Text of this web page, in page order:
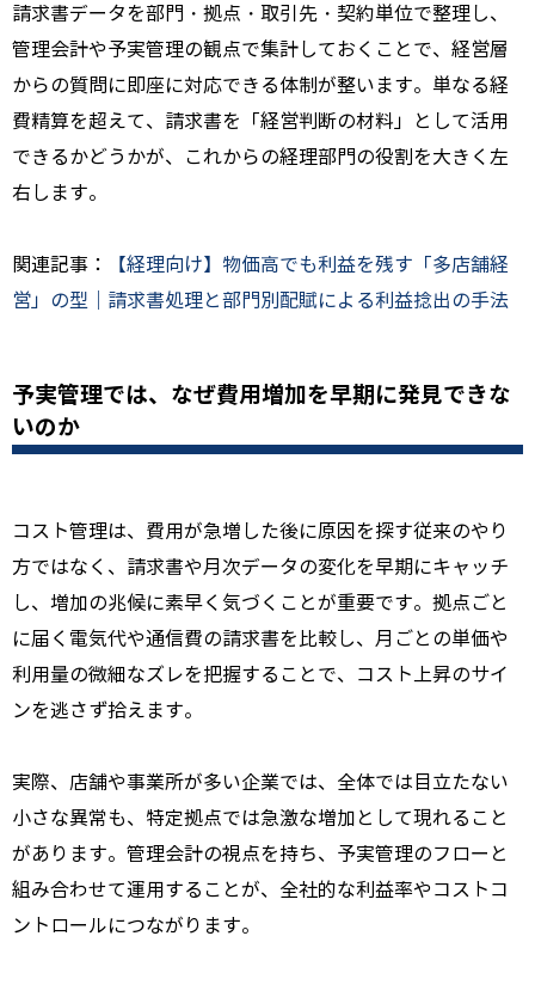
請求書データを部門・拠点・取引先・契約単位で整理し、
管理会計や予実管理の観点で集計しておくことで、経営層
からの質問に即座に対応できる体制が整います。単なる経
費精算を超えて、請求書を「経営判断の材料」として活用
できるかどうかが、これからの経理部門の役割を大きく左
右します。
関連記事：
【経理向け】物価高でも利益を残す「多店舗経
営」の型｜請求書処理と部門別配賦による利益捻出の手法
予実管理では、なぜ費用増加を早期に発見できな
いのか
コスト管理は、費用が急増した後に原因を探す従来のやり
方ではなく、請求書や月次データの変化を早期にキャッチ
し、増加の兆候に素早く気づくことが重要です。拠点ごと
に届く電気代や通信費の請求書を比較し、月ごとの単価や
利用量の微細なズレを把握することで、コスト上昇のサイ
ンを逃さず拾えます。
実際、店舗や事業所が多い企業では、全体では目立たない
小さな異常も、特定拠点では急激な増加として現れること
があります。管理会計の視点を持ち、予実管理のフローと
組み合わせて運用することが、全社的な利益率やコストコ
ントロールにつながります。